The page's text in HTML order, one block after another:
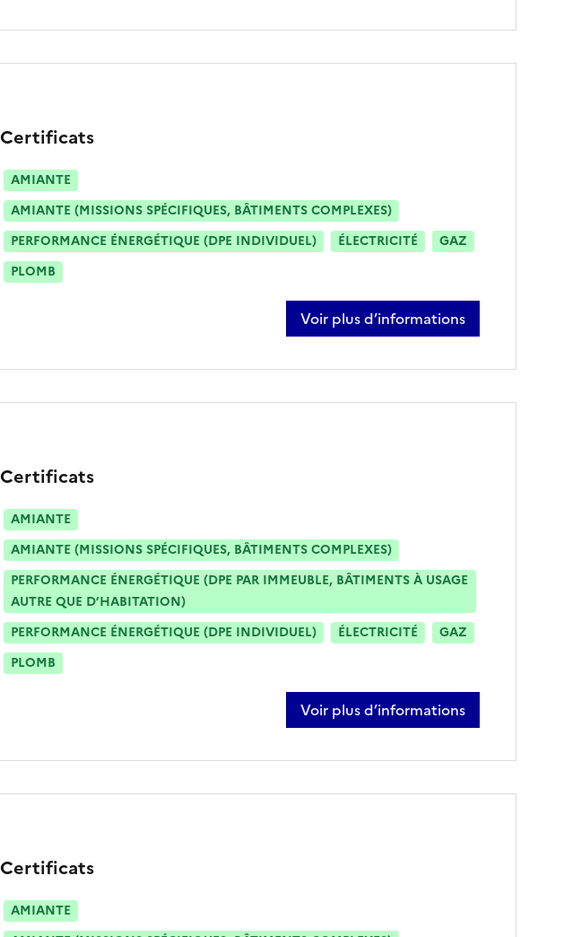
Certificats
AMIANTE
AMIANTE (MISSIONS SPÉCIFIQUES, BÂTIMENTS COMPLEXES)
PERFORMANCE ÉNERGÉTIQUE (DPE INDIVIDUEL)
ÉLECTRICITÉ
GAZ
PLOMB
Voir plus d’informations
sur abdeljabbar hajbi
Certificats
AMIANTE
AMIANTE (MISSIONS SPÉCIFIQUES, BÂTIMENTS COMPLEXES)
PERFORMANCE ÉNERGÉTIQUE (DPE PAR IMMEUBLE, BÂTIMENTS À USAGE
AUTRE QUE D’HABITATION)
PERFORMANCE ÉNERGÉTIQUE (DPE INDIVIDUEL)
ÉLECTRICITÉ
GAZ
PLOMB
Voir plus d’informations
sur fabien huguet
Certificats
AMIANTE